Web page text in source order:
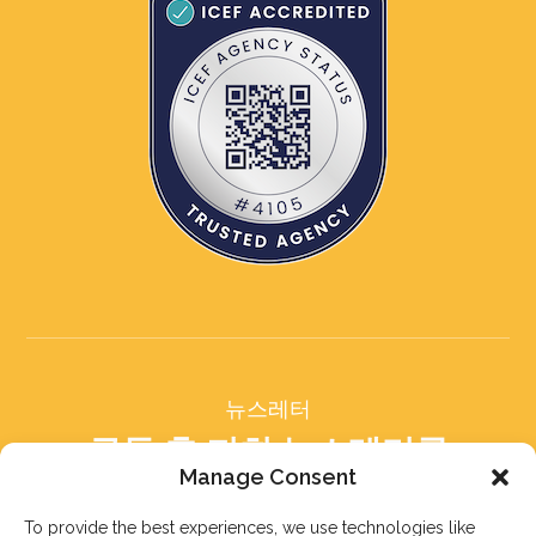
Manage Consent
To provide the best experiences, we use technologies like
뉴스레터
구독 후 저희 뉴스레터를
받아보세요